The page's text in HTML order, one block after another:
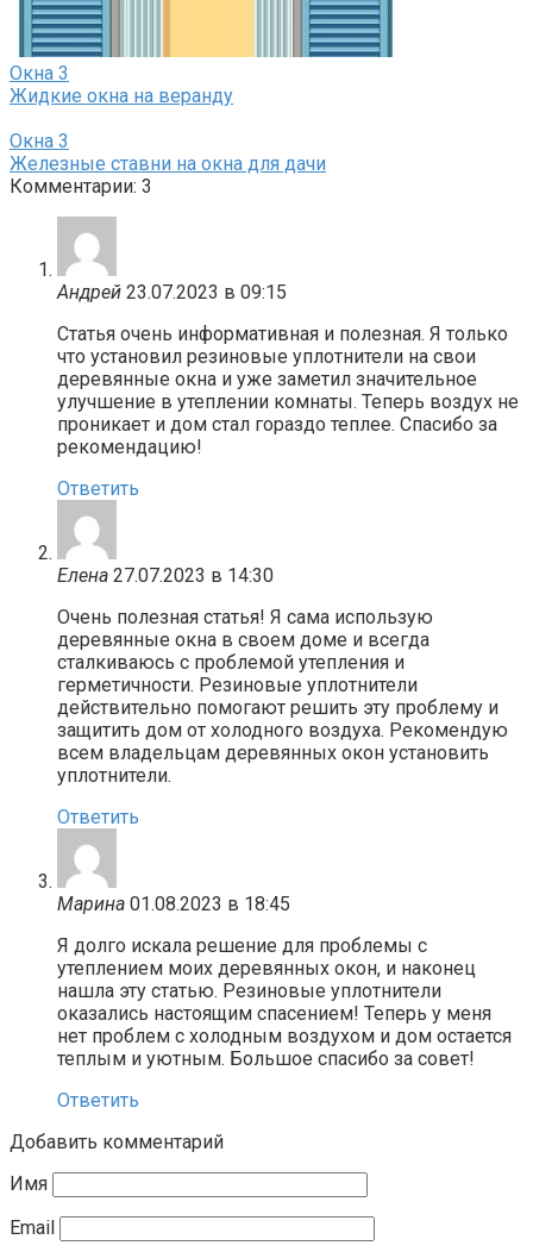
Окна 3
Жидкие окна на веранду
Окна 3
Железные ставни на окна для дачи
Комментарии: 3
Андрей 23.07.2023 в 09:15
Статья очень информативная и полезная. Я только
что установил резиновые уплотнители на свои
деревянные окна и уже заметил значительное
улучшение в утеплении комнаты. Теперь воздух не
проникает и дом стал гораздо теплее. Спасибо за
рекомендацию!
Ответить
Елена 27.07.2023 в 14:30
Очень полезная статья! Я сама использую
деревянные окна в своем доме и всегда
сталкиваюсь с проблемой утепления и
герметичности. Резиновые уплотнители
действительно помогают решить эту проблему и
защитить дом от холодного воздуха. Рекомендую
всем владельцам деревянных окон установить
уплотнители.
Ответить
Марина 01.08.2023 в 18:45
Я долго искала решение для проблемы с
утеплением моих деревянных окон, и наконец
нашла эту статью. Резиновые уплотнители
оказались настоящим спасением! Теперь у меня
нет проблем с холодным воздухом и дом остается
теплым и уютным. Большое спасибо за совет!
Ответить
Добавить комментарий
Имя
Email